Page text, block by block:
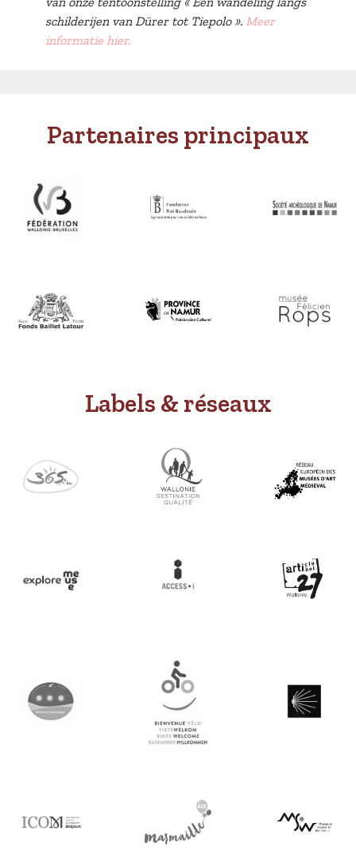
schilderijen van Dürer tot Tiepolo ». Meer
informatie hier.
Partenaires principaux
Labels & réseaux